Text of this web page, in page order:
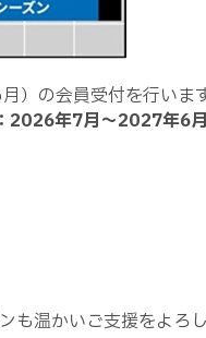
の会員受付を行います
2026年7月～2027年6
も温かいご支援をよろ